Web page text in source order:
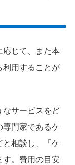
応じて、また本
利用することが
なサービスをど
専門家であるケ
と相談し、「ケ
す。費用の目安